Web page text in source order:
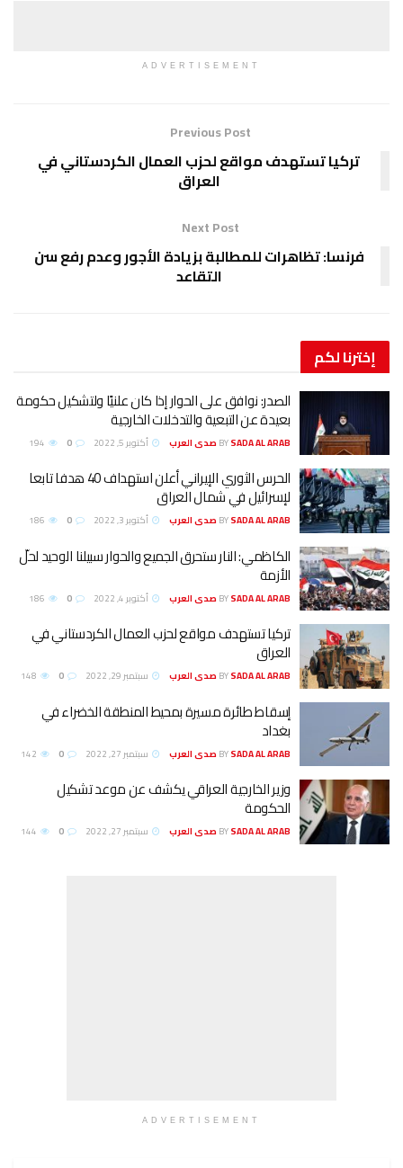
ADVERTISEMENT
Previous Post
تركيا تستهدف مواقع لحزب العمال الكردستاني في
العراق
Next Post
فرنسا: تظاهرات للمطالبة بزيادة الأجور وعدم رفع سن
التقاعد
إخترنالكم
الصدر: نوافق على الحوار إذا كان علنيًا ولتشكيل حكومة
بعيدة عن التبعية والتدخلات الخارجية
BYSADA AL ARAB صدى العرب أكتوبر 5, 2022
الحرس الثوري الإيراني أعلن استهداف 40 هدفا تابعا
لإسرائيل في شمال العراق
BYSADA AL ARAB صدى العرب أكتوبر 3, 2022
الكاظمي: النار ستحرق الجميع والحوار سبيلنا الوحيد لحلّ
الأزمة
BYSADA AL ARAB صدى العرب أكتوبر 4, 2022
تركيا تستهدف مواقع لحزب العمال الكردستاني في
العراق
BYSADA AL ARAB صدى العرب سبتمبر 29, 2022
إسقاط طائرة مسيرة بمحيط المنطقة الخضراء في
بغداد
BYSADA AL ARAB صدى العرب سبتمبر 27, 2022
وزير الخارجية العراقي يكشف عن موعد تشكيل
الحكومة
BYSADA AL ARAB صدى العرب سبتمبر 27, 2022
ADVERTISEMENT